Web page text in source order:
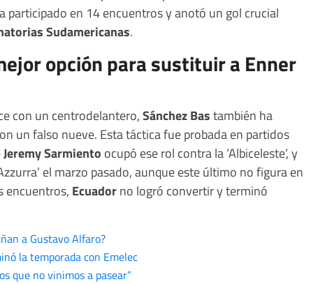
participado en 14 encuentros y anotó un gol crucial
Sudamericanas.
opción para sustituir a Enner
con un centrodelantero,Sánchez Bastambién ha
un falso nueve. Esta táctica fue probada en partidos
Jeremy Sarmiento ocupó ese rol contra la ‘Albiceleste’, y
el marzo pasado, aunque este último no figura en
encuentros, Ecuadorno logró convertir y terminó
a Gustavo Alfaro?
la temporada con Emelec
que no vinimos a pasear”